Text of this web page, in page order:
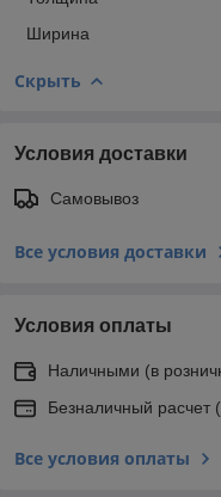
Ширина
Скрыть
Условия доставки
Самовывоз
Все условия доставки
Условия оплаты
Наличными (в
Безналичный
Все условия оплаты